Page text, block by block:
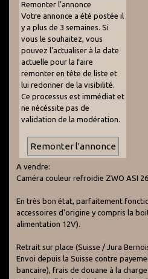
Remonter l'annonce
Votre annonce a été postée il
y a plus de 3 semaines. Si
vous le souhaitez, vous
pouvez l'actualiser à la date
actuelle pour la faire
remonter en tête de liste et
lui redonner de la visibilité.
Ce processus est immédiat et
ne nécéssite pas de
validation de la modération.
A vendre:
Caméra couleur refroidie ZWO ASI
En très bon état, parfaitement
accessoires d'origine y compris la
alimentation 12V).
Retrait sur place (Suisse / Jura
Envoi depuis la Suisse contre
bancaire), frais de douane à la